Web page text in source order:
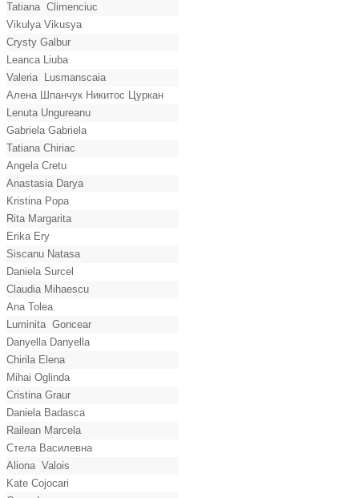
Tatiana Climenciuc
Vikulya Vikusya
Crysty Galbur
Leanca Liuba
Valeria Lusmanscaia
Алена Шпанчук Никитос Цуркан
Lenuta Ungureanu
Gabriela Gabriela
Tatiana Chiriac
Angela Cretu
Anastasia Darya
Kristina Popa
Rita Margarita
Erika Ery
Siscanu Natasa
Daniela Surcel
Claudia Mihaescu
Ana Tolea
Luminita Goncear
Danyella Danyella
Chirila Elena
Mihai Oglinda
Cristina Graur
Daniela Badasca
Railean Marcela
Стела Василевна
Aliona Valois
Kate Cojocari